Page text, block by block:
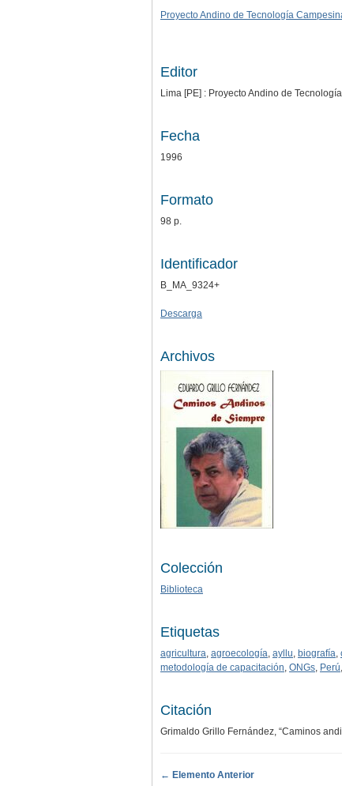
Proyecto Andino de Tecnología
Editor
Lima [PE] : Proyecto Andino de
Fecha
1996
Formato
98 p.
Identificador
B_MA_9324+
Descarga
Archivos
Colección
Biblioteca
Etiquetas
agricultura agroecología ayllu biografía
metodología de capacitación ONGs Perú
Citación
Grimaldo Grillo Fernández, “Caminos
← Elemento Anterior